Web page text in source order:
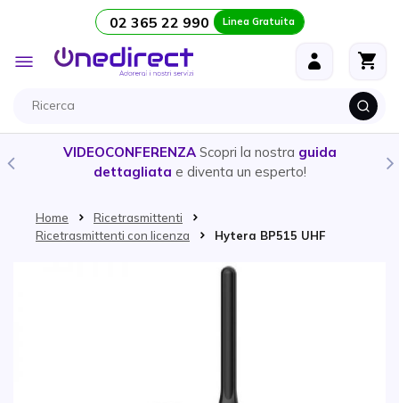
Salta al contenuto 02 365 22 990 Linea Gratuita
Toggle
Nav
VIDEOCONFERENZA Scopri la nostra guida
dettagliata e diventa un esperto!
Home
Ricetrasmittenti
Ricetrasmittenti con licenza
Hytera BP515 UHF
Vai alla fine della galleria di immagini